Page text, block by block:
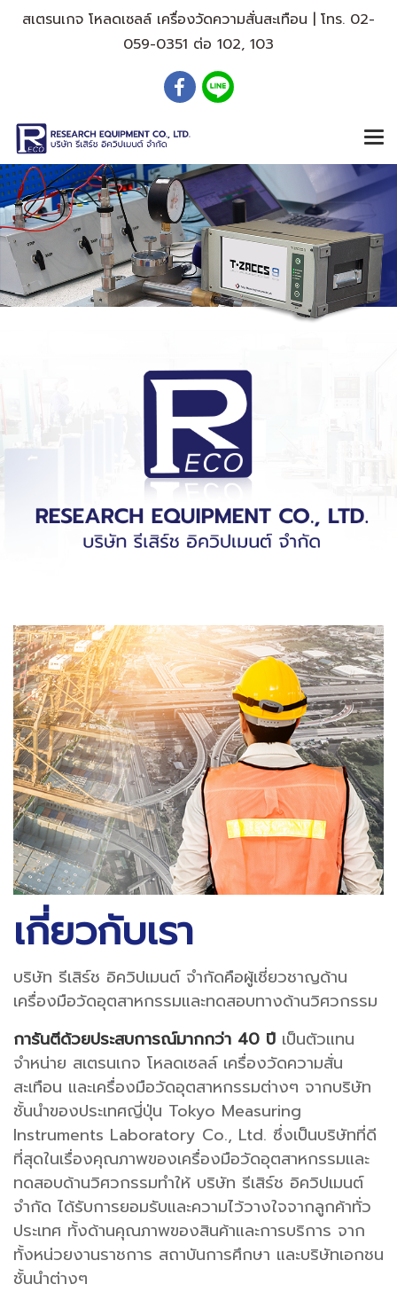
สเตรนเกจ โหลดเซลล์ เครื่องวัดความสั่นสะเทือน | โทร. 02-
059-0351 ต่อ 102, 103
เกี่ยวกับเรา
บริษัท รีเสิร์ช อิควิปเมนต์ จำกัดคือผู้เชี่ยวชาญด้าน
เครื่องมือวัดอุตสาหกรรมและทดสอบทางด้านวิศวกรรม
การันตีด้วยประสบการณ์มากกว่า 40 ปี เป็นตัวแทน
จำหน่าย สเตรนเกจ โหลดเซลล์ เครื่องวัดความสั่น
สะเทือน และเครื่องมือวัดอุตสาหกรรมต่างๆ จากบริษัท
ชั้นนำของประเทศญี่ปุ่น Tokyo Measuring
Instruments Laboratory Co., Ltd. ซึ่งเป็นบริษัทที่ดี
ที่สุดในเรื่องคุณภาพของเครื่องมือวัดอุตสาหกรรมและ
ทดสอบด้านวิศวกรรมทำให้ บริษัท รีเสิร์ช อิควิปเมนต์
จำกัด ได้รับการยอมรับและความไว้วางใจจากลูกค้าทั่ว
ประเทศ ทั้งด้านคุณภาพของสินค้าและการบริการ จาก
ทั้งหน่วยงานราชการ สถาบันการศึกษา และบริษัทเอกชน
ชั้นนำต่างๆ